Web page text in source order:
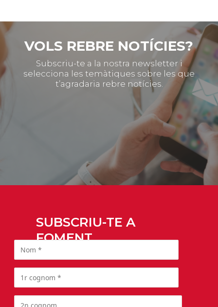
VOLS REBRE NOTÍCIES?
Subscriu-te a la nostra newsletter i
selecciona les temàtiques sobre les que
t’agradaria rebre notícies.
SUBSCRIU-TE A
FOMENT